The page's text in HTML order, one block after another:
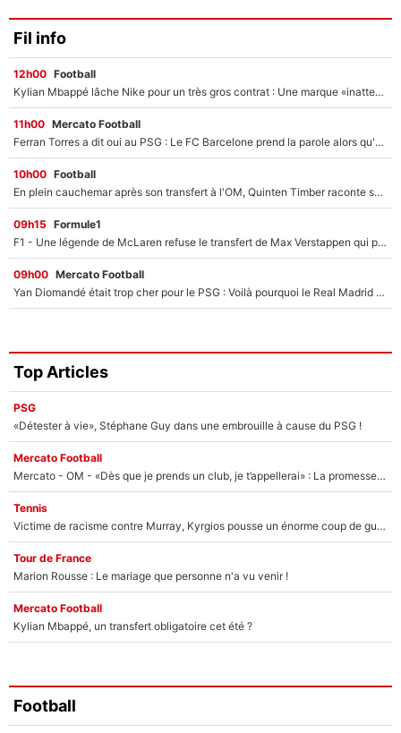
Fil info
12h00 Football
Kylian Mbappé lâche Nike pour un très gros contrat : Une marque «inattendue» va frapper très fort
11h00 Mercato Football
Ferran Torres a dit oui au PSG : Le FC Barcelone prend la parole alors qu'un transfert de l'attaquant espagnol prend forme
10h00 Football
En plein cauchemar après son transfert à l'OM, Quinten Timber raconte ses doutes après sa signature à Marseille
09h15 Formule1
F1 - Une légende de McLaren refuse le transfert de Max Verstappen qui pourrait «faire des vagues» et plomber l'ambiance dans l'équipe
09h00 Mercato Football
Yan Diomandé était trop cher pour le PSG : Voilà pourquoi le Real Madrid a accepté de payer la somme record de 140M€ pour boucler son transfert !
Top Articles
PSG
«Détester à vie», Stéphane Guy dans une embrouille à cause du PSG !
Mercato Football
Mercato - OM - «Dès que je prends un club, je t’appellerai» : La promesse de Marcelino au moment de claquer la porte
Tennis
Victime de racisme contre Murray, Kyrgios pousse un énorme coup de gueule !
Tour de France
Marion Rousse : Le mariage que personne n'a vu venir !
Mercato Football
Kylian Mbappé, un transfert obligatoire cet été ?
Football